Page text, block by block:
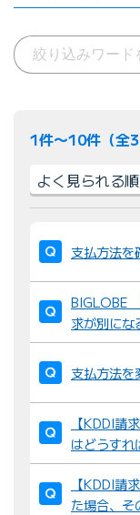
1件〜10件（全
び
替
え
：
支払方法を
BIGLOBE
求が別にな
支払方法を
【KDDI請
はどうすれ
【KDDI請
た場合、そ